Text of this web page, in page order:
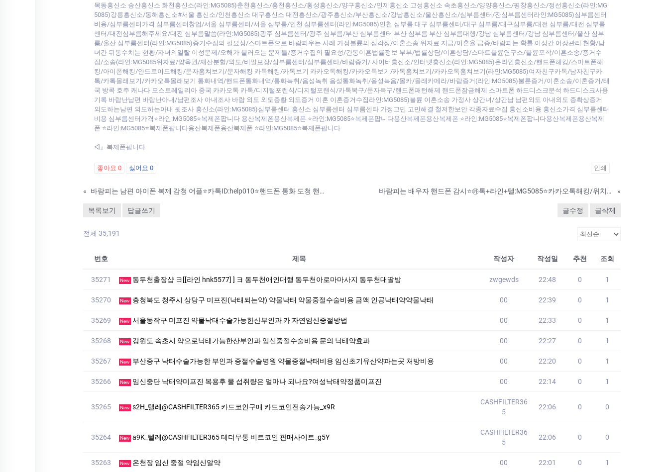
목동흥신소 송산흥신소 화천흥신소(라인:MG5085)춘천흥신소/홍천흥신소/횡성흥신소/양구흥신소/인제흥신소 고성흥신소 속초흥신소/양양흥신소/평창흥신소/정선흥신소(라인:MG
5085)강릉흥신소/동해흥신소#서울 흥신소/인천흥신소 대구흥신소 대전흥신소/광주흥신소/부산흥신소/강남흥신소/울산흥신소/심부름센터/잔심부름센터라인:MG5085)심부름센터
비용/심부름센터가격 심부름센터창업/서울 심부름센터/서울 심부름/인천 심부름센터(라인:MG5085)인천 심부름 대구 심부름센터/대구 심부름/대구심부름/대전 심부름/대전 심부름
센터/대전심부름해주세요/대전 심부름말씀(라인:MG5085)광주 심부름센터/광주 심부름/부산 심부름센터 부산 심부름 부산 심부름대행/강남 심부름센터/강남 심부름센터/울산 심부
름/울산 심부름센터(라인:MG5085)증거수집의 필요성/스마트폰으로 바람피우는 사례 가정불륜의 심각성/이혼소송 위자료 지급/이혼율 급증/바람피는 확률 이성간 어장관리 현황/남
녀간 뒤통수치는 현황/자녀의일탈 이성문제/오해가 불러오는 문제들/증거수집의 필요성/간통이혼법률정보 부부/법률상담/이혼상담/스마트불륜연구소/불륜포착/이혼소송/증거수
집/소송(라인:MG5085위자료/양육권/재산분할/외도/비밀보장/심부름센터/심부름센타/바람증거/ 사이버흥신소/인터넷흥신소(라인:MG5085)온라인흥신소/핸드폰해킹/스마트폰해
킹/아이폰해킹/안드로이드해킹/문자훔쳐보기/문자해킹 카톡해킹/카톡보기 카카오톡해킹/카카오톡보기/카톡훔쳐보기/카카오톡훔쳐보기(라인:MG5085)여자친구카톡/남자친구카
톡/카톡몰래보기/카카오톡몰래보기 통화내역/핸드폰통화내역/통화녹취/음성녹취 음성통화녹취/음성녹음/몰카/몰래카메라/바람증거(라인:MG5085)불륜증거/이혼소송/이혼증거/태
국 방콕 호주 캐나다 오스트레일리아 중국 카카오톡 카톡/디지털포렌식/디지털포랜식/카톡복구/문자복구/핸드폰패턴해제 핸드폰잠금해제 스마트폰 하드디스크분석 하드디스크사용
기록 바람난남편 바람난아내/남편조사 아내조사 바람 외도 외도증황 외도증거 이혼 이혼증거수집라인:MG5085)불륜 이혼소송 가정사 상간녀/상간남 남편외도 아내외도 증확상증거
외도하는남편 외도하는아내 뒷조사 흥신소(라인:MG5085)심부름센터 흥신소 심부름센터 심부름센타 가정고민 고민해결 철저한보안 각종자료수집 흥신소비용 흥신소가격 심부름센터
비용 심부름센터가격⭐라인:MG5085⭐복제폰팝니다 용산복제폰용산복제폰 ⭐라인:MG5085⭐복제폰팝니다용산복제폰용산복제폰 ⭐라인:MG5085⭐복제폰팝니다용산복제폰용산복제
폰 ⭐라인:MG5085⭐복제폰팝니다용산복제폰용산복제폰 ⭐라인:MG5085⭐복제폰팝니다
◁』복제폰팝니다
좋아요 0 싫어요 0 인쇄
« 바람피는 남편 아이폰 복제 감청 어플⭐카톡ID:help010⭐핸드폰 통화 도청 핸드폰 음성 통화 도청 해드립니다 바람피는 배우자 핸드폰 감시⭐㉸톡+라인+텔:MG5085⭐카카오톡해킹/위치추적/카톡내용확인/복제폰/쌍둥이폰팝니다 »
목록보기 답글쓰기 글수정 글삭제
전체 35,191
번호 제목 작성자 작성일 추천 조회
35271 New 동두천출장샵 ヨ[[라인 hnk5577] ] ヨ 동두천애인대행 동두천아로마마사지 동두천대딸방 zwgewds 22:48 0 1
35270 New 충청북도 청주시 상당구 미프진(낙태되는약) 약물낙태 약물중절수술비용 금액 인공낙태약약물낙태 00 22:39 0 1
35269 New 서울동작구 미프진 약물낙태수술가능한산부인과 카 자연임신중절방법 00 22:33 0 1
35268 New 강원도 속초시 약으로낙태가능한산부인과 임신중절수술비용 문의 낙­태약효과 00 22:27 0 1
35267 New 부산중구 낙태수술가능한 부인과 중절수술병원 약물중절낙태비용 임신초기유산약파는곳 처방비용 00 22:20 0 1
35266 New 임신중단 낙태약미프진 복용후 물 섭취량은 얼마나 되나요?여성낙­태약정품미­프진 00 22:14 0 1
35265 New s2H_텔레@CASHFILTER365 카드코인구매 카드코인전송가능_x9R
CASHFILTER36
5
22:06 0 0
35264 New a9K_텔레@CASHFILTER365 테더무통 비트코인 판매사이트_g5Y
CASHFILTER36
5
22:06 0 0
35263 New 온천장 임신 중절 약임신알약 00 22:01 0 1